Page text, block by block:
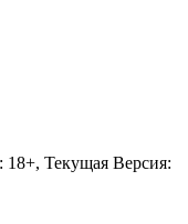
18+, Текущая Версия: